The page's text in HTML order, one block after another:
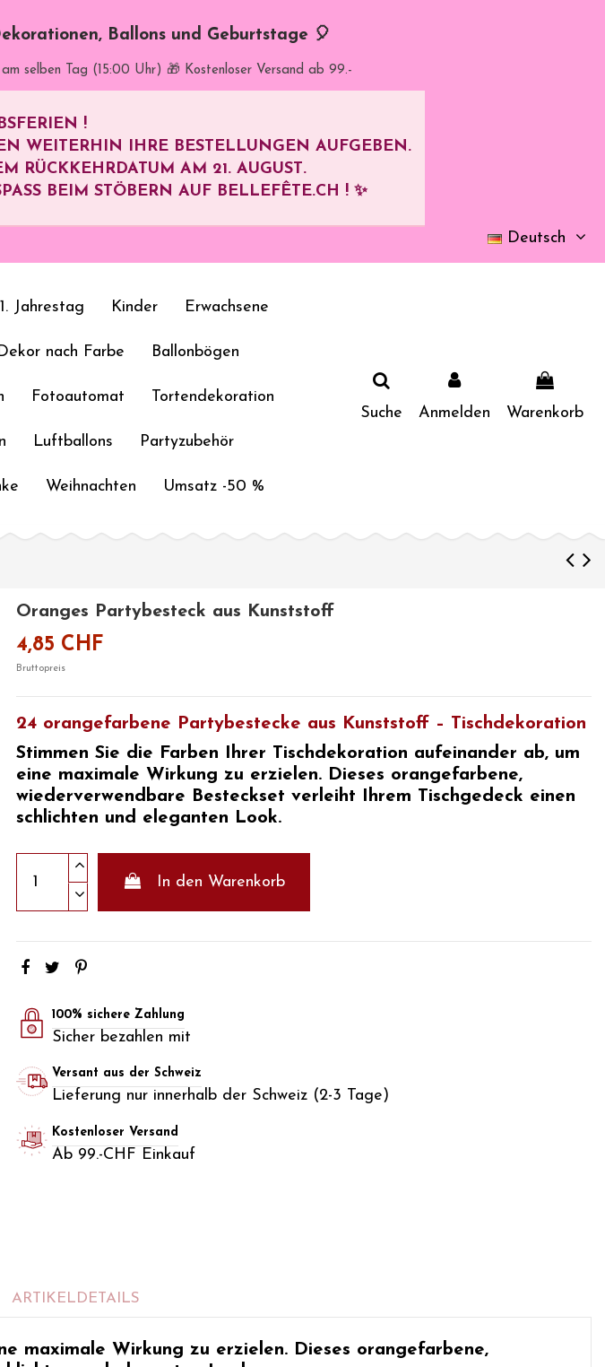
Ballons und Geburtstage 🎈
selben Tag (15:00 Uhr) 🎁 Kostenloser Versand ab 99.-
!
WEITERHIN IHRE BESTELLUNGEN AUFGEBEN.
RÜCKKEHRDATUM AM 21. AUGUST.
BEIM STÖBERN AUF BELLEFÊTE.CH ! ✨
Deutsch
1. Jahrestag Kinder Erwachsene
nach Farbe Ballonbögen
Fotoautomat Tortendekoration
Luftballons Partyzubehör
Weihnachten Umsatz -50 %
Suche Anmelden Warenkorb
Oranges Partybesteck aus Kunststoff
4,85 CHF
Bruttopreis
24 orangefarbene Partybestecke aus Kunststoff – Tischdekoration
Stimmen Sie die Farben Ihrer Tischdekoration aufeinander ab, um
eine maximale Wirkung zu erzielen. Dieses orangefarbene,
wiederverwendbare Besteckset verleiht Ihrem Tischgedeck einen
schlichten und eleganten Look.
In den Warenkorb
100% sichere Zahlung
Sicher bezahlen mit
Versant aus der Schweiz
Lieferung nur innerhalb der Schweiz (2-3 Tage)
Kostenloser Versand
Ab 99.-CHF Einkauf
ARTIKELDETAILS
maximale Wirkung zu erzielen. Dieses orangefarbene,